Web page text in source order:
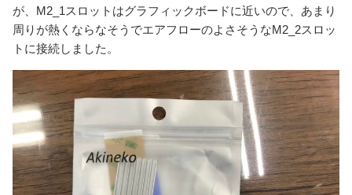
が、M2_1スロットはグラフィックボードに近いので、あまり
周りが熱くならなそうでエアフローのよさそうなM2_2スロッ
トに接続しました。